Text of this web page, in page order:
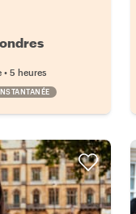
•5 heures